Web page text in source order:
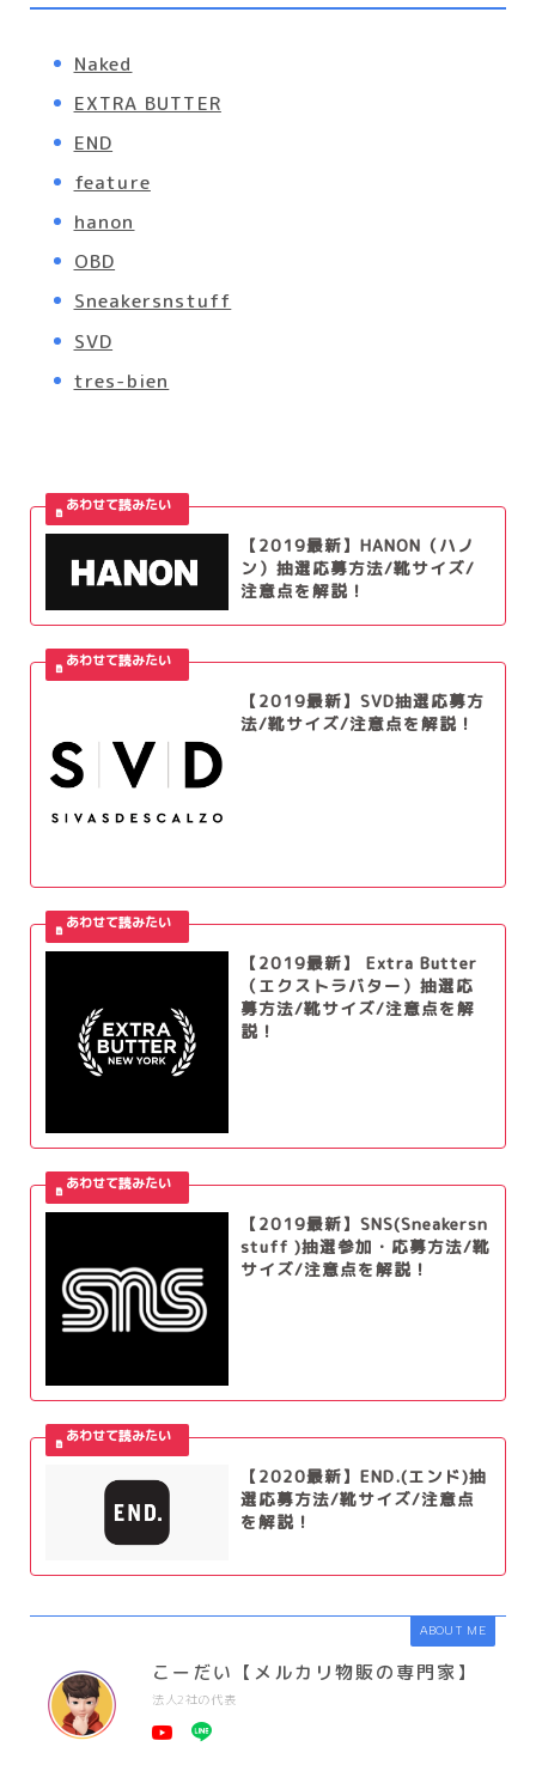
Naked
EXTRA BUTTER
END
feature
hanon
OBD
Sneakersnstuff
SVD
tres-bien
【2019最新】HANON（ハノ
ン）抽選応募方法/靴サイズ/
注意点を解説！
【2019最新】SVD抽選応募方
法/靴サイズ/注意点を解説！
【2019最新】 Extra Butter
（エクストラバター）抽選応
募方法/靴サイズ/注意点を解
説！
【2019最新】SNS(Sneakersn
stuff )抽選参加・応募方法/靴
サイズ/注意点を解説！
【2020最新】END.(エンド)抽
選応募方法/靴サイズ/注意点
を解説！
ABOUT ME
こーだい【メルカリ物販の専門家】
法人2社の代表